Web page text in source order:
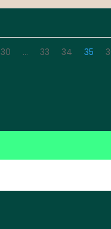
30 … 33 34 35